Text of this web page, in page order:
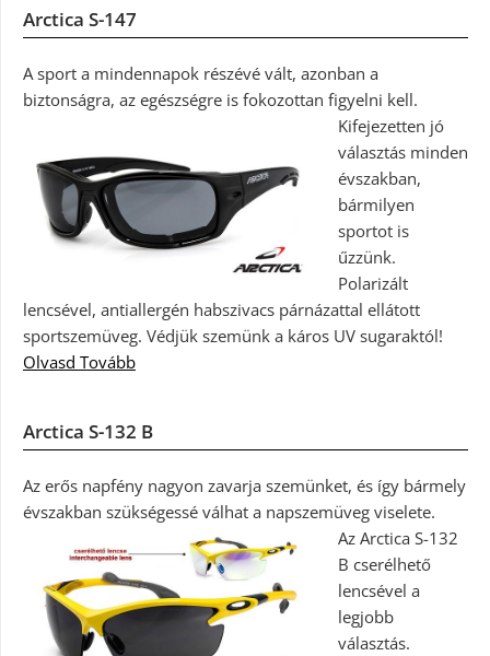
Arctica S-147
A sport a mindennapok részévé vált, azonban a
biztonságra, az egészségre is fokozottan figyelni kell.
Kifejezetten jó
választás minden
évszakban,
bármilyen
sportot is
űzzünk.
Polarizált
lencsével, antiallergén habszivacs párnázattal ellátott
sportszemüveg. Védjük szemünk a káros UV sugaraktól!
Olvasd Tovább
Arctica S-132 B
Az erős napfény nagyon zavarja szemünket, és így bármely
évszakban szükségessé válhat a napszemüveg viselete.
Az Arctica S-132
B cserélhető
lencsével a
legjobb
választás.